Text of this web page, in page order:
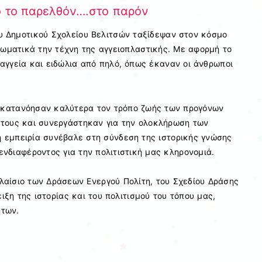
το παρελθόν….στο παρόν
Σχολείου Βελιτσών ταξίδεψαν στον κόσμο
την τέχνη της αγγειοπλαστικής. Με αφορμή το
και ειδώλια από πηλό, όπως έκαναν οι άνθρωποι
καλύτερα τον τρόπο ζωής των προγόνων
και συνεργάστηκαν για την ολοκλήρωση των
συνέβαλε στη σύνδεση της ιστορικής γνώσης
για την πολιτιστική μας κληρονομιά.
των Δράσεων Ενεργού Πολίτη, του Σχεδίου Δράσης
της ιστορίας και του πολιτισμού του τόπου μας,